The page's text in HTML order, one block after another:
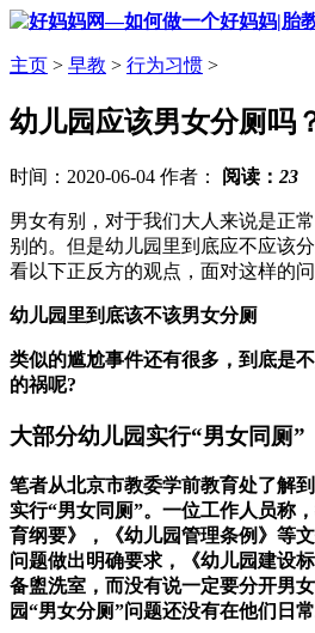
主页 > 早教 > 行为习惯 >
幼儿园应该男女分厕吗
时间：2020-06-04 作者： 阅读： 23
男女有别，对于我们大人来说是正
别的。但是幼儿园里到底应不应该
看以下正反方的观点，面对这样的问
幼儿园里到底该不该男女分厕
类似的尴尬事件还有很多，到底是
的祸呢?
大部分幼儿园实行“男女同厕”
笔者从北京市教委学前教育处了解
实行“男女同厕”。一位工作人员称
育纲要》，《幼儿园管理条例》等
问题做出明确要求，《幼儿园建设
备盥洗室，而没有说一定要分开男
园“男女分厕”问题还没有在他们日